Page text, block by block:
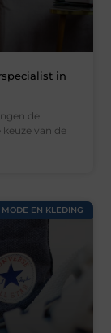
in
de
van de
MODE EN KLEDING